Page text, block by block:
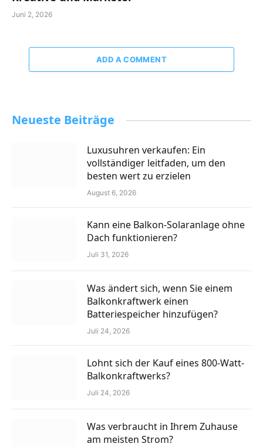
Juni 2, 2026
ADD A COMMENT
Neueste Beiträge
Luxusuhren verkaufen: Ein
vollständiger leitfaden, um den
besten wert zu erzielen
August 6, 2026
Kann eine Balkon-Solaranlage ohne
Dach funktionieren?
Juli 31, 2026
Was ändert sich, wenn Sie einem
Balkonkraftwerk einen
Batteriespeicher hinzufügen?
Juli 24, 2026
Lohnt sich der Kauf eines 800-Watt-
Balkonkraftwerks?
Juli 24, 2026
Was verbraucht in Ihrem Zuhause
am meisten Strom?